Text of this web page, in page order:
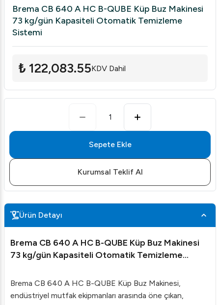
Brema CB 640 A HC B-QUBE Küp Buz Makinesi
73 kg/gün Kapasiteli Otomatik Temizleme
Sistemi
₺ 122,083.55KDV Dahil
1
Sepete Ekle
Kurumsal Teklif Al
Ürün Detayı
Brema CB 640 A HC B-QUBE Küp Buz Makinesi
73 kg/gün Kapasiteli Otomatik Temizleme
Brema CB 640 A HC B-QUBE Küp Buz Makinesi,
endüstriyel mutfak ekipmanları arasında öne çıkan,